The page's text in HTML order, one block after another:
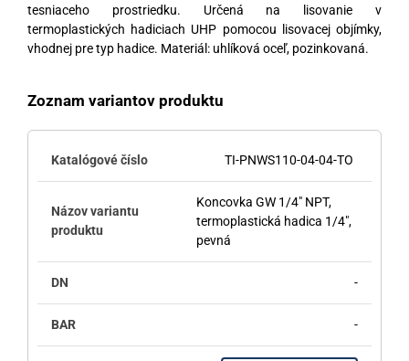
tesniaceho prostriedku. Určená na lisovanie v
termoplastických hadiciach UHP pomocou lisovacej objímky,
vhodnej pre typ hadice. Materiál: uhlíková oceľ, pozinkovaná.
Zoznam variantov produktu
TI-PNWS110-04-04-TO
Koncovka GW 1/4" NPT,
termoplastická hadica 1/4",
pevná
-
-